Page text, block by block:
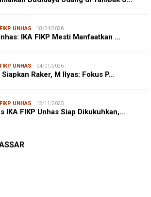
UNHAS 18/04/2026
IKA FIKP Mesti Manfaatkan …
UNHAS 04/01/2026
Siapkan Raker, M Ilyas: Fokus P…
UNHAS 12/11/2025
IKA FIKP Unhas Siap Dikukuhkan,…
Tinggi, Andi Makmur Nila…
Bisa Menyelamatkan Hu…